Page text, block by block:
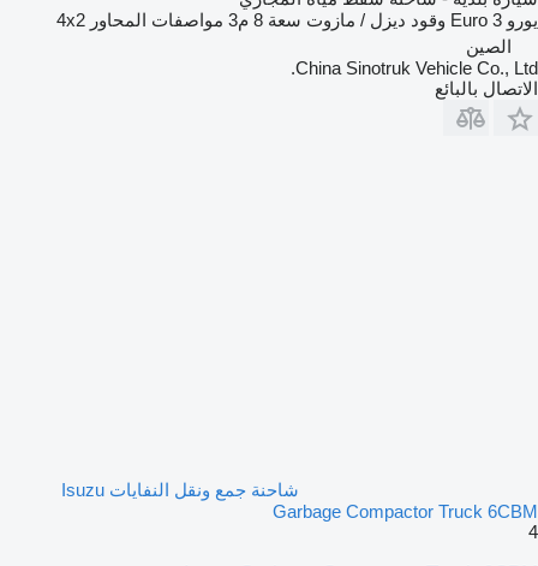
يورو Euro 3 وقود ديزل / مازوت سعة 8 م3 مواصفات المحاور 4x2
الصين
China Sinotruk Vehicle Co., Ltd.
الاتصال بالبائع
شاحنة جمع ونقل النفايات Isuzu
Garbage Compactor Truck 6CBM
4